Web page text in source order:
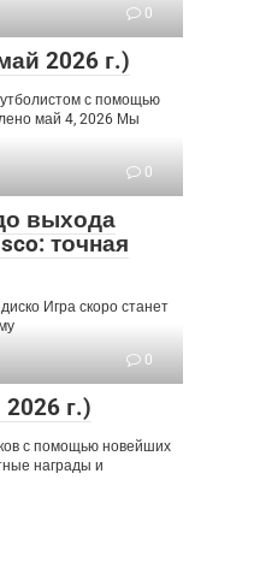
0
2026 г.)
с помощью
май 4, 2026 Мы
0
выхода
точная
Игра скоро станет
0
г.)
с помощью новейших
награды и